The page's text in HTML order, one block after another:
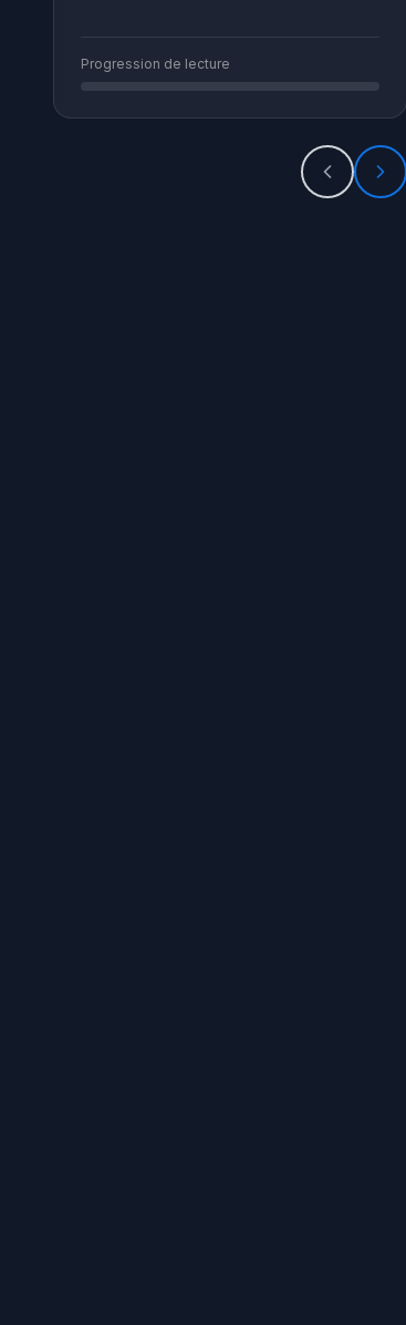
Progression de lecture